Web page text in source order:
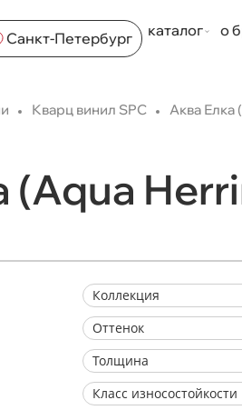
Санкт-Петербург каталог о
Кварц винил SPC Аква
(Aqua
Коллекция
Оттенок
Толщина
Класс износостойкости